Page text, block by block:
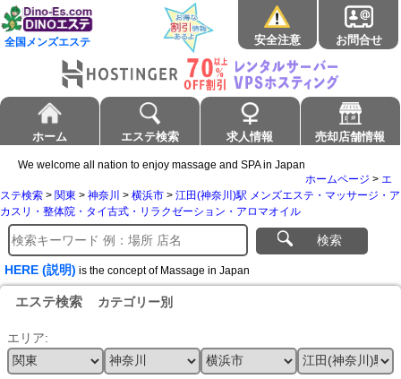
全国メンズエステ 安全注意 お問合せ
ホーム エステ検索 求人情報 売却店舗情報
We welcome all nation to enjoy massage and SPA in Japan
ホームページ > エ
ステ検索 > 関東 > 神奈川 > 横浜市 > 江田(神奈川)駅 メンズエステ・マッサージ・ア
カスリ・整体院・タイ古式・リラクゼーション・アロマオイル
検索
HERE (説明) is the concept of Massage in Japan
エステ検索 カテゴリー別
エリア: